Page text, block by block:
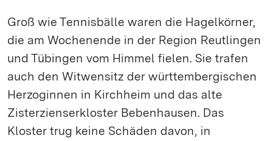
Groß wie Tennisbälle waren die Hagelkörner,
die am Wochenende in der Region Reutlingen
und Tübingen vom Himmel fielen. Sie trafen
auch den Witwensitz der württembergischen
Herzoginnen in Kirchheim und das alte
Zisterzienserkloster Bebenhausen. Das
Kloster trug keine Schäden davon, in